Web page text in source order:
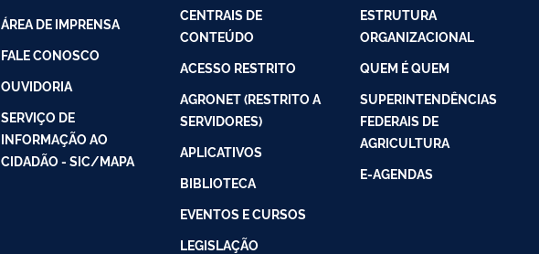
ÁREA DE IMPRENSA
FALE CONOSCO
OUVIDORIA
SERVIÇO DE
INFORMAÇÃO AO
CIDADÃO - SIC/MAPA
CENTRAIS DE
CONTEÚDO
ACESSO RESTRITO
AGRONET (RESTRITO A
SERVIDORES)
APLICATIVOS
BIBLIOTECA
EVENTOS E CURSOS
LEGISLAÇÃO
ESTRUTURA
ORGANIZACIONAL
QUEM É QUEM
SUPERINTENDÊNCIAS
FEDERAIS DE
AGRICULTURA
E-AGENDAS